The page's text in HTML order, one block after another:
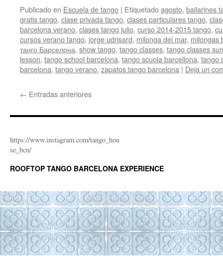
Publicado en Escuela de tango | Etiquetadoagosto, bailarines
gratis tango, clase privada tango, clases particulares tango,
barcelona verano, clases tango julio, curso 2014-2015 tango,
cursos verano tango, jorge udrisard, milonga del mar, milongas
танго Барселона, show tango, tango classes, tango classes
lesson, tango school barcelona, tango scuola barcellona, tango
barcelona, tango verano, zapatos tango barcelona | Deja un
← Entradas anteriores
https://www.instagram.com/tango_hou
se_bcn/
ROOFTOP TANGO BARCELONA EXPERIENCE